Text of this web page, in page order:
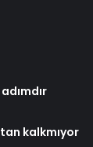
kalkmıyor